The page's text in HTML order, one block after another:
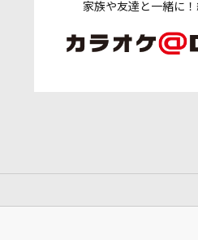
家族や友達と一緒に！